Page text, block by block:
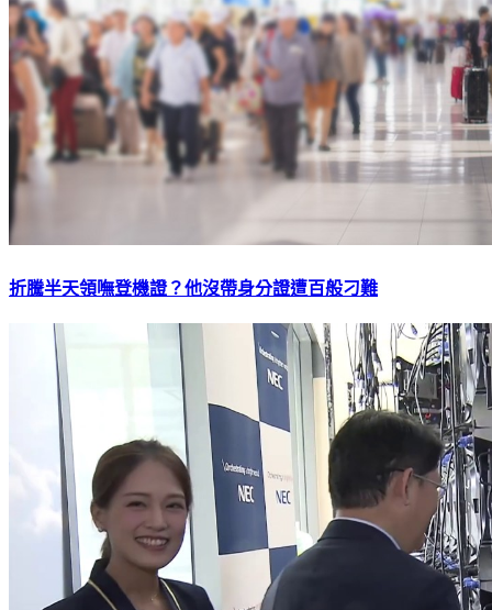
折騰半天領嘸登機證？他沒帶身分證遭百般刁難